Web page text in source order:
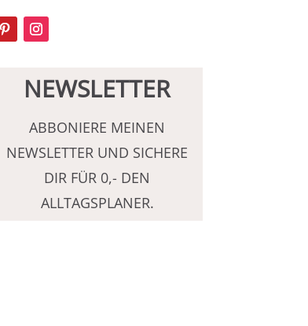
NEWSLETTER
ABBONIERE MEINEN
NEWSLETTER UND SICHERE
DIR FÜR 0,- DEN
ALLTAGSPLANER.